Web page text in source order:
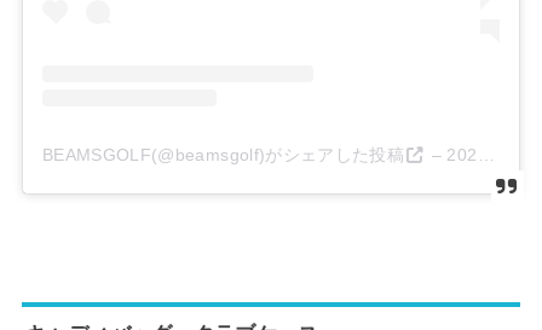
BEAMSGOLF(@beamsgolf)がシェアした投稿 – 2020年 2月月13日午後4時05分PST